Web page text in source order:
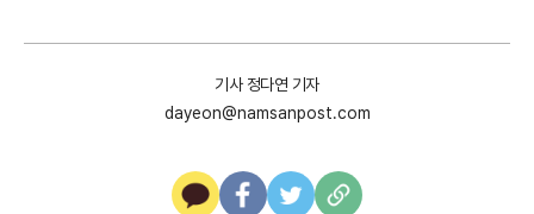
기사 정다연 기자
dayeon@namsanpost.com